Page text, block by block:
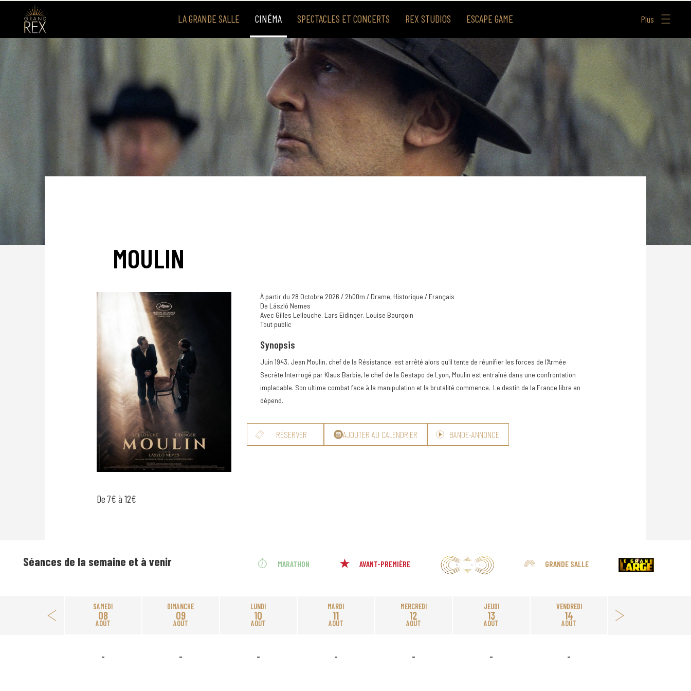
LA GRANDE SALLE CINÉMA SPECTACLES ET CONCERTS REX STUDIOS ESCAPE GAME Plus
MOULIN
De 7€ à 12€
À partir du 28 Octobre 2026 / 2h00m / Drame, Historique / Français
De László Nemes
Avec Gilles Lellouche, Lars Eidinger, Louise Bourgoin
Tout public
Synopsis
Juin 1943, Jean Moulin, chef de la Résistance, est arrêté alors qu'il tente de réunifier les forces de l'Armée
Secrète Interrogé par Klaus Barbie, le chef de la Gestapo de Lyon, Moulin est entraîné dans une confrontation
implacable. Son ultime combat face à la manipulation et la brutalité commence. Le destin de la France libre en
dépend.
RÉSERVER AJOUTER AU CALENDRIER BANDE-ANNONCE
Séances de la semaine et à venir MARATHON AVANT-PREMIÈRE GRANDE SALLE
SAMEDI
08
AOÛT
DIMANCHE
09
AOÛT
LUNDI
10
AOÛT
MARDI
11
AOÛT
MERCREDI
12
AOÛT
JEUDI
13
AOÛT
VENDREDI
14
AOÛT
- - - - - - -